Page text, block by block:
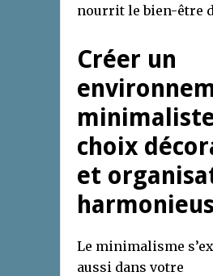
nourrit le bien-être
Créer un
choix
et
Le minimalisme
aussi dans votre